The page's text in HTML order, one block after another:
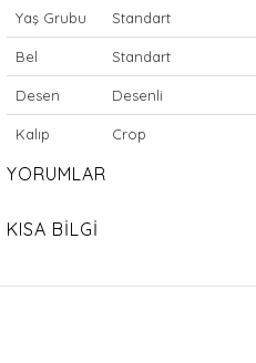
Yaş Grubu Standart
Bel Standart
Desen Desenli
Kalıp Crop
YORUMLAR
KISA BİLGİ